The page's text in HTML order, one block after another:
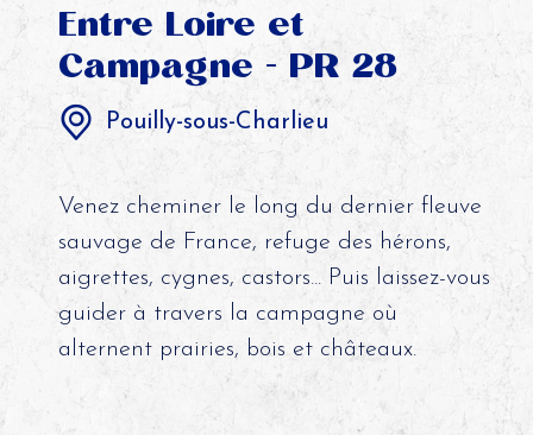
Entre Loire et
Campagne - PR 28
Pouilly-sous-Charlieu
Venez cheminer le long du dernier fleuve
sauvage de France, refuge des hérons,
aigrettes, cygnes, castors... Puis laissez-vous
guider à travers la campagne où
alternent prairies, bois et châteaux.